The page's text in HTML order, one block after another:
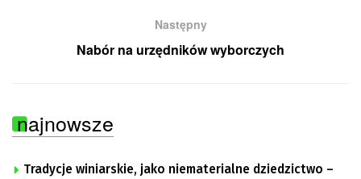
Następny
Nabór na urzędników wyborczych
najnowsze
Tradycje winiarskie, jako niematerialne dziedzictwo –